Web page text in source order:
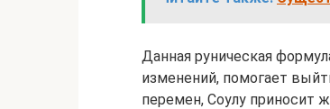
Данная руническая
изменений, помогает
перемен, Соулу приносит